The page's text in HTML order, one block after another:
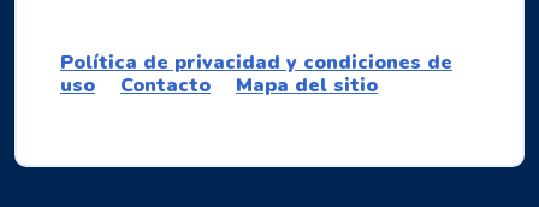
Política de privacidad y condiciones de
uso
Contacto Mapa del sitio